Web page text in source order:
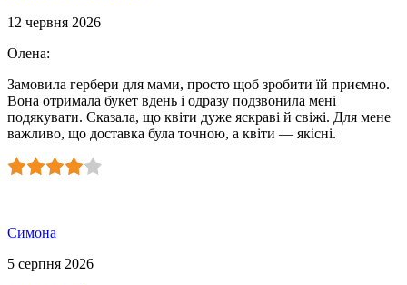
12 червня 2026
Олена:
Замовила гербери для мами, просто щоб зробити їй приємно.
Вона отримала букет вдень і одразу подзвонила мені
подякувати. Сказала, що квіти дуже яскраві й свіжі. Для мене
важливо, що доставка була точною, а квіти — якісні.
Симона
5 серпня 2026